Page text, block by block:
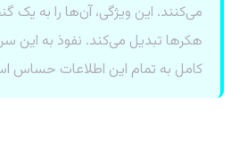
می‌کنند. این ویژگی، آن‌ها را به یک
هکرها تبدیل می‌کند. نفوذ به این
کامل به تمام این اطلاعات حساس